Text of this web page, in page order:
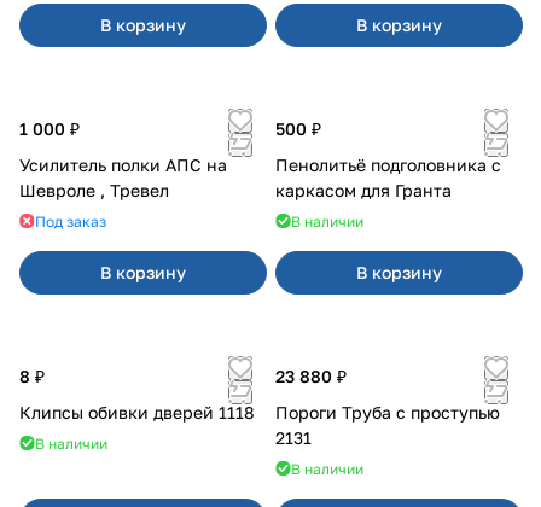
В корзину В корзину
1 000 ₽
Усилитель полки АПС на
Шевроле , Тревел
Под заказ
В корзину
500 ₽
Пенолитьё подголовника с
каркасом для Гранта
В наличии
В корзину
8 ₽
Клипсы обивки дверей 1118
В наличии
23 880 ₽
Пороги Труба с проступью
2131
В наличии